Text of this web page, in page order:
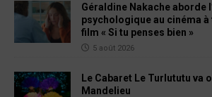
Géraldine Nakache aborde
psychologique au cinéma
film « Si tu penses bien »
5 août 2026
Le Cabaret Le Turlututu va
Mandelieu